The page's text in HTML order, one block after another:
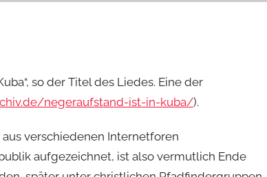
so der Titel des Liedes. Eine der
negeraufstand-ist-in-kuba/).
aus verschiedenen Internetforen
aufgezeichnet, ist also vermutlich Ende